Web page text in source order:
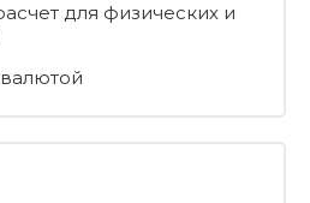
для физических и